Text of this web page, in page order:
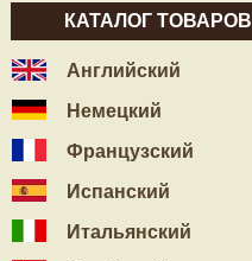
КАТАЛОГ ТОВАРОВ
Английский
Немецкий
Французский
Испанский
Итальянский